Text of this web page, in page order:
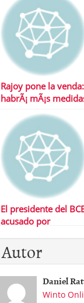
Rajoy pone la venda:
habrÃ¡ mÃ¡s
El presidente del
acusado por
lobby de banqueros
Autor
Daniel
Winto